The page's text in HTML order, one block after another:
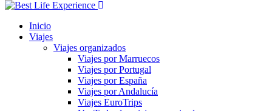
Inicio
Viajes
Viajes organizados
Viajes por Marruecos
Viajes por Portugal
Viajes por España
Viajes por Andalucía
Viajes EuroTrips